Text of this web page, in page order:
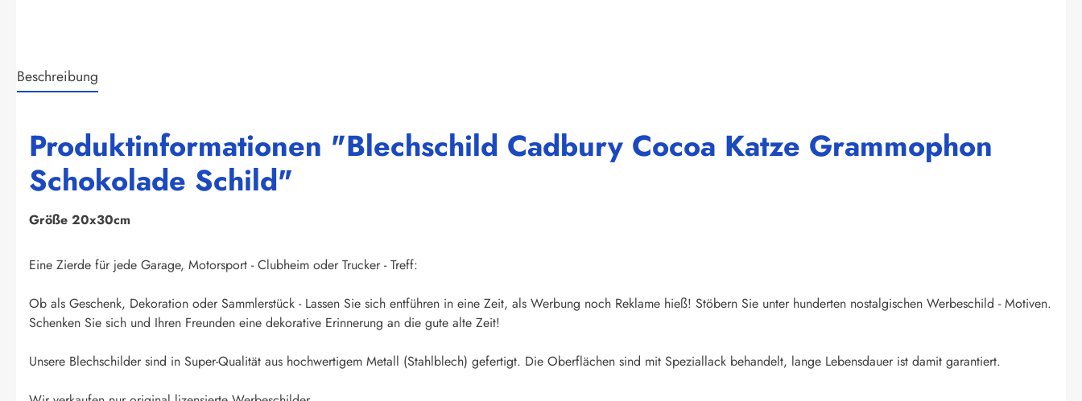
Beschreibung
Produktinformationen "Blechschild Cadbury Cocoa Katze Grammophon
Schokolade Schild"
Größe 20x30cm
Eine Zierde für jede Garage, Motorsport - Clubheim oder Trucker - Treff:
Ob als Geschenk, Dekoration oder Sammlerstück - Lassen Sie sich entführen in eine Zeit, als Werbung noch Reklame hieß! Stöbern Sie unter hunderten nostalgischen Werbeschild - Motiven.
Schenken Sie sich und Ihren Freunden eine dekorative Erinnerung an die gute alte Zeit!
Unsere Blechschilder sind in Super-Qualität aus hochwertigem Metall (Stahlblech) gefertigt. Die Oberflächen sind mit Speziallack behandelt, lange Lebensdauer ist damit garantiert.